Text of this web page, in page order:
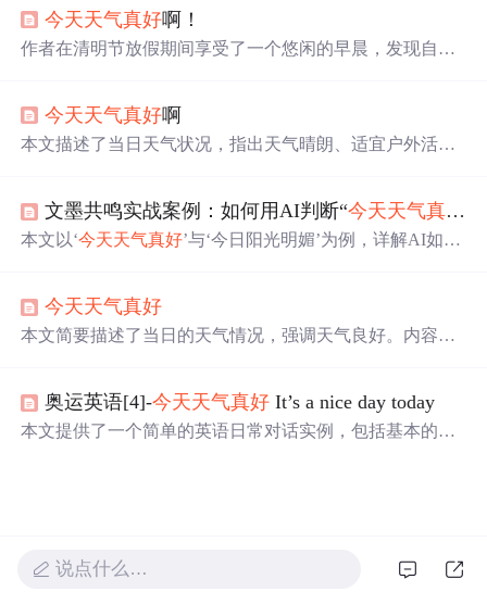
今天天气真好啊！
作者在清明节放假期间享受了一个悠闲的早晨，发现自己
息。回家途中购买了《本草纲目》，并帮助卖家将书送到
家中，最后还一起登上了楼顶欣赏风景。
今天天气真好啊
本文描述了当日天气状况，指出天气晴朗、适宜户外活
文墨共鸣实战案例：如何用AI判断“今天天气真好
本文以‘今天天气真好’与‘今日阳光明媚’为例，详解AI如何
心技术，并展示其在内容去重、智能客服、教育评估和法
律文本比对等场景的应用价值。
今天天气真好
本文简要描述了当日的天气情况，强调天气良好。内容虽
奥运英语[4]-今天天气真好 It’s a nice day today
本文提供了一个简单的英语日常对话实例，包括基本的问
说点什么…